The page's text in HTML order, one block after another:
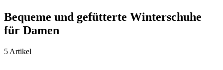
Bequeme und gefütterte Winterschuhe
für Damen
5 Artikel